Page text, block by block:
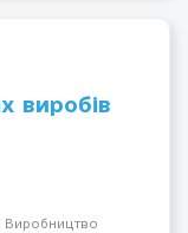
виробів
Виробництво